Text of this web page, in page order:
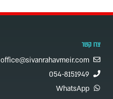
צרו קשר
office@sivanrahavmeir.com
054-8151949
WhatsApp